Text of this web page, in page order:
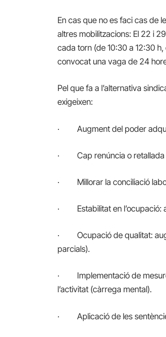
En cas que no es faci cas de
altres mobilitzacions: El 22 i
cada torn (de 10:30 a 12:30
convocat una vaga de 24
Pel que fa a l’alternativa
exigeixen:
· Augment del poder
· Cap renúncia o retallada
· Millorar la conciliació
· Estabilitat en l’ocupació:
· Ocupació de qualitat:
parcials).
· Implementació de
l’activitat (càrrega mental).
· Aplicació de les